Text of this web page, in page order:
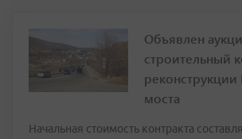
Объявлен
строительный
реконструкции
моста
Начальная стоимость контракта